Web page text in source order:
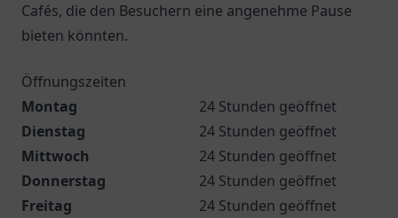
Cafés, die den Besuchern eine angenehme Pause
bieten könnten.
Öffnungszeiten
Montag
24 Stunden geöffnet
Dienstag
24 Stunden geöffnet
Mittwoch
24 Stunden geöffnet
Donnerstag
24 Stunden geöffnet
Freitag
24 Stunden geöffnet